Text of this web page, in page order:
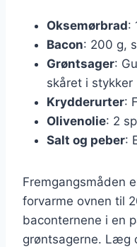
Oksemørbrad:
Bacon: 200 g,
Grøntsager:
skåret i stykker
Krydderurter:
Olivenolie: 2
Salt og peber:
Fremgangsmåden
forvarme ovnen til
baconternene i en
grøntsagerne. Læg